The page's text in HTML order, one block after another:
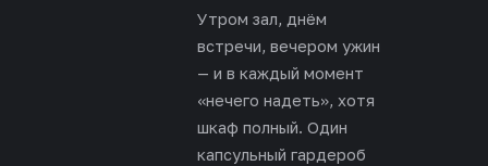
Утром зал, днём
встречи, вечером ужин
— и в каждый момент
«нечего надеть», хотя
шкаф полный. Один
капсульный гардероб